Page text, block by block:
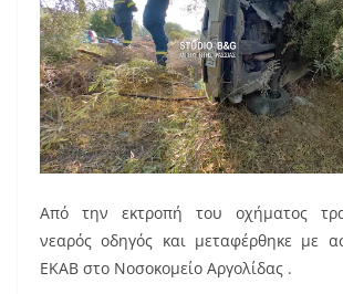
Από την εκτροπή του οχήματος
νεαρός οδηγός και μεταφέρθηκε με
ΕΚΑΒ στο Νοσοκομείο Αργολίδας .